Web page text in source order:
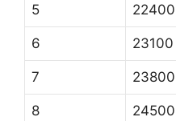
5 22400
6 23100
7 23800
8 24500